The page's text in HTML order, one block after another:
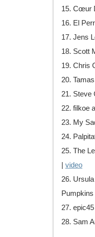
15. Cœur
16. El
17. Jens
18. Scott
19. Chris
20.
21. Steve
22. filkoe
23. My
24.
25. The
| video
26.
27.
28. Sam